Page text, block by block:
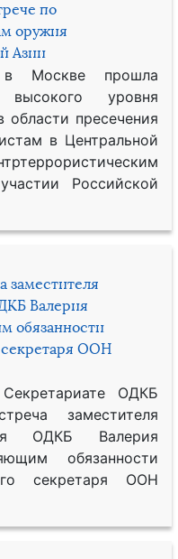
по
оружия
Азии
Москве прошла
высокого уровня
пресечения
в Центральной
Российской
заместителя
Валерия
обязанности
секретаря ООН
ОДКБ
заместителя
ОДКБ Валерия
обязанности
секретаря ООН